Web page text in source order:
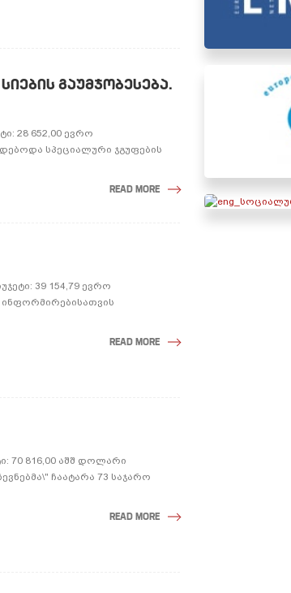
ᲒᲐᲣᲛᲯᲝᲑᲔᲡᲔᲑᲐ.
28 652,00 ევრო
სპეციალური ჯგუფების
READ MORE
39 154,79 ევრო
READ MORE
70 816,00 აშშ დოლარი
ჩაატარა 73 საჯარო
READ MORE